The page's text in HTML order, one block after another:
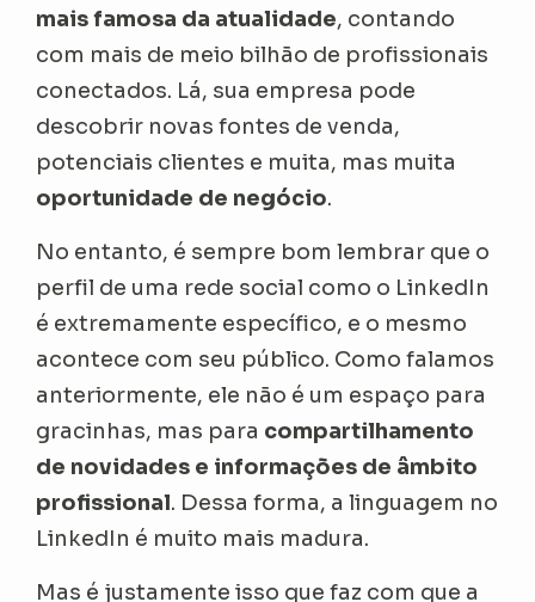
mais famosa da atualidade, contando
com mais de meio bilhão de profissionais
conectados. Lá, sua empresa pode
descobrir novas fontes de venda,
potenciais clientes e muita, mas muita
oportunidade de negócio.
No entanto, é sempre bom lembrar que o
perfil de uma rede social como o LinkedIn
é extremamente específico, e o mesmo
acontece com seu público. Como falamos
anteriormente, ele não é um espaço para
gracinhas, mas para compartilhamento
de novidades e informações de âmbito
profissional. Dessa forma, a linguagem no
LinkedIn é muito mais madura.
Mas é justamente isso que faz com que a